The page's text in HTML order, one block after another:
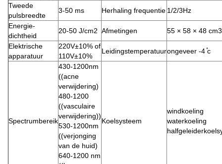
Tweede
pulsbreedte
3-50 ms Herhaling frequentie 1/2/3Hz
Energie-
dichtheid
20-50 J/cm2 Afmetingen
55 × 58 × 48 cm3
Elektrische
apparatuur
220V±10% of
110V±10%
Leidingstemperatuurongeveer -4 ̊c
Spectrumbereik
430-1200nm
((acne
verwijdering)
480-1200
((vasculaire
verwijdering))
530-1200nm
((verjonging
van de huid)
640-1200 nm
Koelsysteem
windkoeling
waterkoeling